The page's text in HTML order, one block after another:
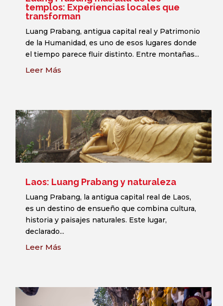
templos: Experiencias locales que
transforman
Luang Prabang, antigua capital real y Patrimonio
de la Humanidad, es uno de esos lugares donde
el tiempo parece fluir distinto. Entre montañas...
Leer Más
Laos: Luang Prabang y naturaleza
Luang Prabang, la antigua capital real de Laos,
es un destino de ensueño que combina cultura,
historia y paisajes naturales. Este lugar,
declarado...
Leer Más